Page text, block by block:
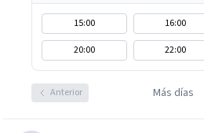
15:00 16:00
20:00
22:00
Anterior Más días